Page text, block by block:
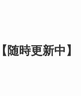
時更新中】